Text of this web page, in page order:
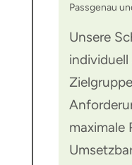
Passgenau
Unsere
individuell
maximale